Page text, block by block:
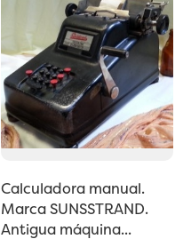
Calculadora manual.
Marca SUNSSTRAND.
Antigua máquina...